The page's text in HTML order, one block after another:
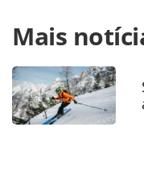
https://
de-porto-alegre-
ferramentas
produzido pela
legislação brasileira
conteúdo sem
Mais